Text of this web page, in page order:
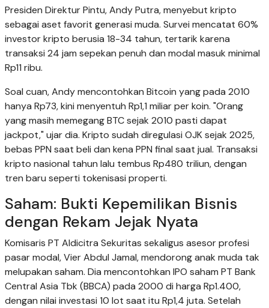
Presiden Direktur Pintu, Andy Putra, menyebut kripto
sebagai aset favorit generasi muda. Survei mencatat 60%
investor kripto berusia 18-34 tahun, tertarik karena
transaksi 24 jam sepekan penuh dan modal masuk minimal
Rp11 ribu.
Soal cuan, Andy mencontohkan Bitcoin yang pada 2010
hanya Rp73, kini menyentuh Rp1,1 miliar per koin. "Orang
yang masih memegang BTC sejak 2010 pasti dapat
jackpot," ujar dia. Kripto sudah diregulasi OJK sejak 2025,
bebas PPN saat beli dan kena PPN final saat jual. Transaksi
kripto nasional tahun lalu tembus Rp480 triliun, dengan
tren baru seperti tokenisasi properti.
Saham: Bukti Kepemilikan Bisnis
dengan Rekam Jejak Nyata
Komisaris PT Aldicitra Sekuritas sekaligus asesor profesi
pasar modal, Vier Abdul Jamal, mendorong anak muda tak
melupakan saham. Dia mencontohkan IPO saham PT Bank
Central Asia Tbk (BBCA) pada 2000 di harga Rp1.400,
dengan nilai investasi 10 lot saat itu Rp1,4 juta. Setelah